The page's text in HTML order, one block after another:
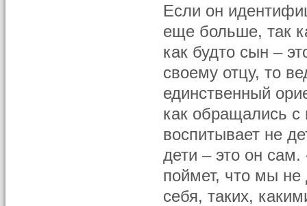
Если он
еще больше, так
как будто сын –
своему отцу, то
единственный
как обращались
воспитывает не
дети – это он
поймет, что мы
себя, таких,